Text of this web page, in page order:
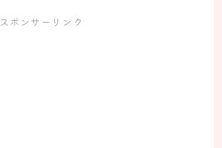
スポンサーリンク